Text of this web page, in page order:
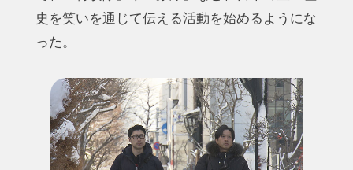
史を笑いを通じて伝える活動を始めるようにな
った。